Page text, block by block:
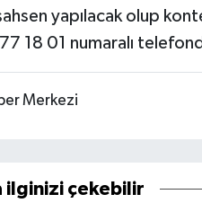
yapılacak olup
18 01 numaralı
Merkezi
ilginizi çekebilir